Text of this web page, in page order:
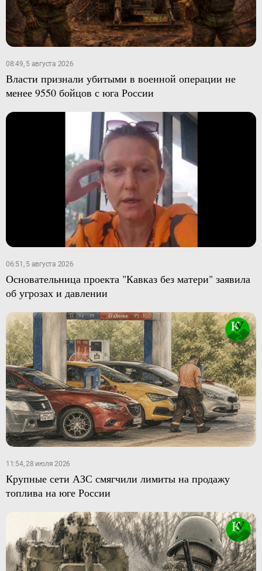
08:49, 5 августа 2026
Власти признали убитыми в военной операции не
менее 9550 бойцов с юга России
06:51, 5 августа 2026
Основательница проекта "Кавказ без матери" заявила
об угрозах и давлении
11:54, 28 июля 2026
Крупные сети АЗС смягчили лимиты на продажу
топлива на юге России